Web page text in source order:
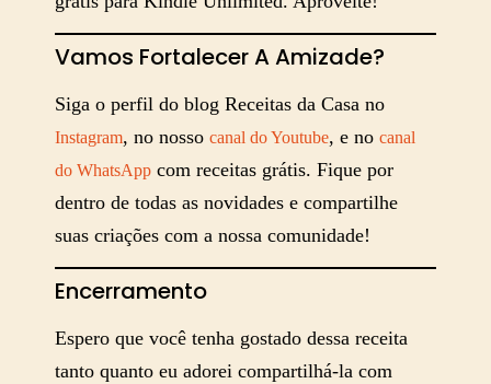
Vamos Fortalecer A Amizade?
Siga o perfil do blog Receitas da Casa no
Instagram, no nosso canal do Youtube, e no canal
do WhatsApp com receitas grátis. Fique por
dentro de todas as novidades e compartilhe
suas criações com a nossa comunidade!
Encerramento
Espero que você tenha gostado dessa receita
tanto quanto eu adorei compartilhá-la com